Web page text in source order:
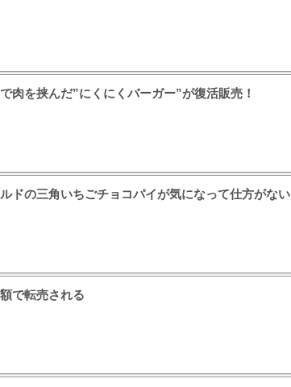
肉を挟んだ”にくにくバーガー”が復活販売！
ドの三角いちごチョコパイが気になって仕方がない
で転売される